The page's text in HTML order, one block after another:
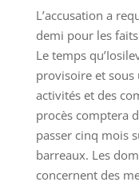
L’accusation a
demi pour les
Le temps
provisoire et
activités et des
procès comptera
passer cinq mois
barreaux. Les
concernent des